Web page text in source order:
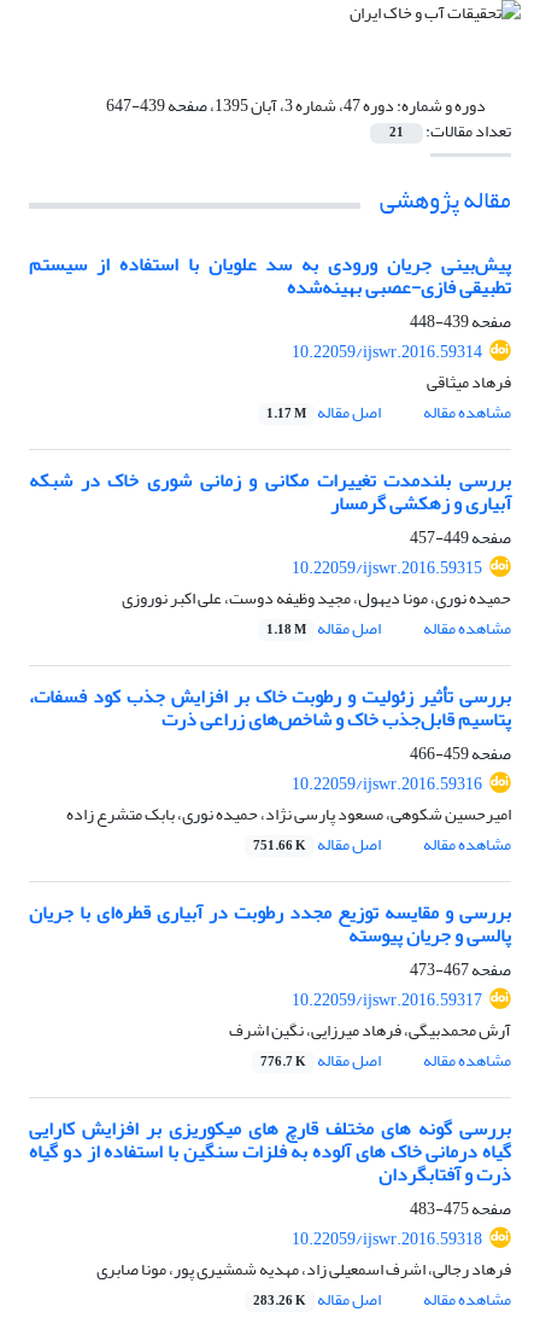
دوره و شماره:دوره 47، شماره 3، آبان 1395، صفحه 439-647
تعداد مقالات: 21
مقاله پژوهشی
پیش‌بینی جریان ورودی به سد علویان با استفاده از سیستم
تطبیقی فازی-عصبی بهینه‌شده
صفحه439-448
10.22059/ijswr.2016.59314
فرهاد میثاقی
مشاهده مقاله
اصل مقاله 1.17 M
بررسی بلندمدت تغییرات مکانی و زمانی شوری خاک در شبکه
آبیاری و زهکشی گرمسار
صفحه449-457
10.22059/ijswr.2016.59315
حمیده نوری، مونا دیهول، مجید وظیفه دوست، علی اکبر نوروزی
مشاهده مقاله
اصل مقاله 1.18 M
بررسی تأثیر زئولیت و رطوبت خاک بر افزایش جذب کود فسفات،
پتاسیم قابل‌جذب خاک و شاخص‌های زراعی ذرت
صفحه459-466
10.22059/ijswr.2016.59316
امیرحسین شکوهی، مسعود پارسی نژاد، حمیده نوری، بابک متشرع زاده
مشاهده مقاله
اصل مقاله 751.66 K
بررسی و مقایسه توزیع مجدد رطوبت در آبیاری قطره‌ای با جریان
پالسی و جریان پیوسته
صفحه467-473
10.22059/ijswr.2016.59317
آرش محمدبیگی، فرهاد میرزایی، نگین اشرف
مشاهده مقاله
اصل مقاله 776.7 K
بررسی گونه های مختلف قارچ های میکوریزی بر افزایش کارایی
گیاه درمانی خاک های آلوده به فلزات سنگین با استفاده از دو گیاه
ذرت و آفتابگردان
صفحه475-483
10.22059/ijswr.2016.59318
فرهاد رجالی، اشرف اسمعیلی زاد، مهدیه شمشیری پور، مونا صابری
مشاهده مقاله
اصل مقاله 283.26 K